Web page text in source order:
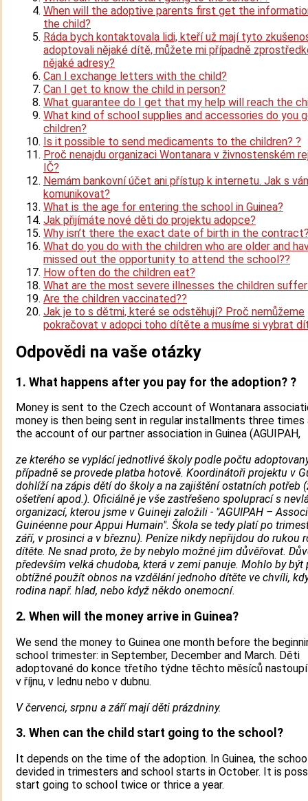
When will the adoptive parents first get the
the child?
Ráda bych kontaktovala lidi, kteří už mají tyto
adoptovali nějaké dítě, můžete mi případně
nějaké adresy?
Can I exchange letters with the child?
Can I get to know the child in person?
What guarantee do I get that my help will reach the
What kind of school supplies and accessories do you
children?
Is it possible to send medicaments to the children? ?
Proč nenajdu organizaci Wontanara v živnostenském
IČ?
Nemám bankovní účet ani přístup k internetu. Jak s
komunikovat?
What is the age for entering the school in Guinea?
Jak přijímáte nové děti do projektu adopce?
Why isn’t there the exact date of birth in the
What do you do with the children who are older and
missed out the opportunity to attend the school??
How often do the children eat?
What are the most severe illnesses the children
Are the children vaccinated??
Jak je to s dětmi, které se odstěhují? Proč nemůžeme
pokračovat v adopci toho dítěte a musíme si vybrat
Odpovědi na vaše otázky
1. What happens after you pay for the adoption? ?
Money is sent to the Czech account of Wontanara
money is then being sent in regular installments three times
the account of our partner association in Guinea (AGUIPAH,
ze kterého se vyplácí jednotlivé školy podle počtu
případně se provede platba hotově. Koordinátoři projektu v
dohlíží na zápis dětí do školy a na zajištění ostatních potřeb
ošetření apod.). Oficiálně je vše zastřešeno spoluprací s
organizací, kterou jsme v Guineji založili - "AGUIPAH –
Guinéenne pour Appui Humain". Škola se tedy platí po
září, v prosinci a v březnu). Peníze nikdy nepřijdou do rukou
dítěte. Ne snad proto, že by nebylo možné jim důvěřovat.
především velká chudoba, která v zemi panuje. Mohlo by být
obtížné použít obnos na vzdělání jednoho dítěte ve chvíli,
rodina např. hlad, nebo když někdo onemocní.
2. When will the money arrive in Guinea?
We send the money to Guinea one month before the
school trimester: in September, December and March. Děti
adoptované do konce třetího týdne těchto měsíců
v říjnu, v lednu nebo v dubnu.
V červenci, srpnu a září mají děti prázdniny.
3. When can the child start going to the school?
It depends on the time of the adoption. In Guinea, the
devided in trimesters and school starts in October. It is
start going to school twice or thrice a year.